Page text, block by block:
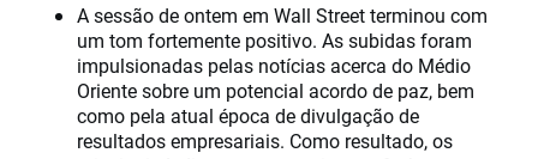
A sessão de ontem em Wall Street terminou com
um tom fortemente positivo. As subidas foram
impulsionadas pelas notícias acerca do Médio
Oriente sobre um potencial acordo de paz, bem
como pela atual época de divulgação de
resultados empresariais. Como resultado, os